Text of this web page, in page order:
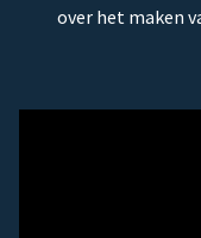
over het maken